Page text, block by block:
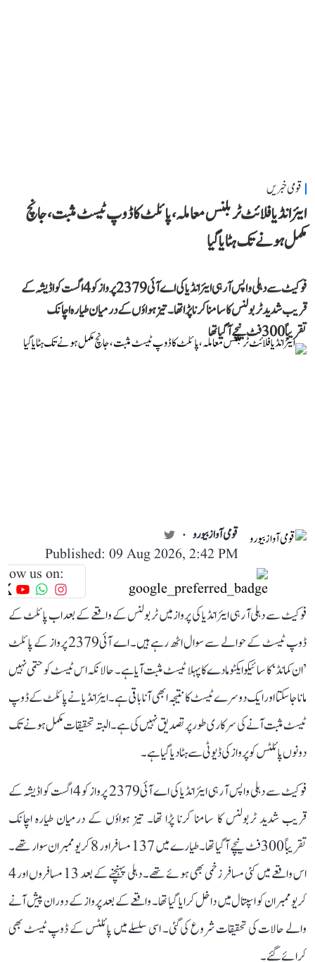
قومی خبریں
ایئر انڈیا فلائٹ ٹربلنس معاملہ، پائلٹ کا ڈوپ ٹیسٹ مثبت، جانچ
مکمل ہونے تک ہٹایا گیا
فوکیٹ سے دہلی واپس آ رہی ایئر انڈیا کی اے آئی 2379 پرواز کو 4 اگست کو اڈیشہ کے
قریب شدید ٹربولنس کا سامنا کرنا پڑا تھا۔ تیز ہواؤں کے درمیان طیارہ اچانک
تقریباً 300 فٹ نیچے آ گیا تھا
قومی آواز بیورو
Published: 09 Aug 2026, 2:42 PM
us on:
فوکیٹ سے دہلی آ رہی ایئر انڈیا کی پرواز میں ٹربولنس کے واقعے کے بعد اب پائلٹ کے
ڈوپ ٹیسٹ کے حوالے سے سوال اٹھ رہے ہیں۔ اے آئی2379 پرواز کے پائلٹ
’ان کمانڈ‘ کا سائیکوایکٹو مادے کا پہلا ٹیسٹ مثبت آیا ہے۔ حالانکہ اس ٹیسٹ کو حتمی نہیں
مانا جا سکتا اور ایک دوسرے ٹیسٹ کا نتیجہ ابھی آنا باقی ہے۔ ایئر انڈیا نے پائلٹ کے ڈوپ
ٹیسٹ مثبت آنے کی سرکاری طور پر تصدیق نہیں کی ہے۔ البتہ تحقیقات مکمل ہونے تک
دونوں پائلٹس کو پرواز کی ڈیوٹی سے ہٹا دیا گیا ہے۔
فوکیٹ سے دہلی واپس آ رہی ایئر انڈیا کی اے آئی2379 پرواز کو 4 اگست کو اڈیشہ کے
قریب شدید ٹربولنس کا سامنا کرنا پڑا تھا۔ تیز ہواؤں کے درمیان طیارہ اچانک
تقریباً 300 فٹ نیچے آگیا تھا۔ طیارے میں 137 مسافر اور 8 کریو ممبران سوار تھے۔
اس واقعے میں کئی مسافر زخمی بھی ہوئے تھے۔ دہلی پہنچنے کے بعد 13 مسافروں اور 4
کریو ممبران کو اسپتال میں داخل کرایا گیا تھا۔ واقعے کے بعد پرواز کے دوران پیش آنے
والے حالات کی تحقیقات شروع کی گئی۔ اسی سلسلے میں پائلٹس کے ڈوپ ٹیسٹ بھی
کرائے گئے۔